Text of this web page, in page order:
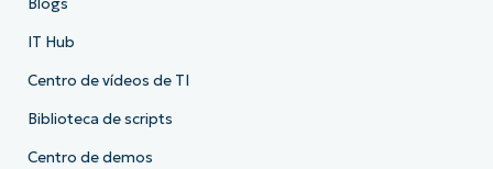
Blogs
IT Hub
Centro de vídeos de TI
Biblioteca de scripts
Centro de demos